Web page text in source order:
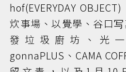
hof(EVERYDAY
炊事場、以覺學、谷口
發垃圾廚坊、光
gonnaPLUS、CAMA